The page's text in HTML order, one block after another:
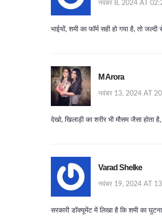
नवंबर 8, 2024 AT
भाईयों, शमी का फॉर्म सही हो गया है, तो
M Arora
नवंबर 13, 2024 AT
देखो, खिलाड़ी का शरीर भी मौसम जैसा
Varad Shelke
नवंबर 19, 2024 AT
सरकारी डॉक्यूमेंट में लिखा है कि शमी का